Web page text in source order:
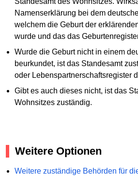
Namenserklärung bei dem
welchem die Geburt der
wurde und das das
Wurde die Geburt nicht in einem
beurkundet, ist das Standesamt
oder Lebenspartnerschaftsregister
Gibt es auch dieses nicht, ist das
Wohnsitzes zuständig.
Weitere Optionen
Weitere zuständige Behörden für